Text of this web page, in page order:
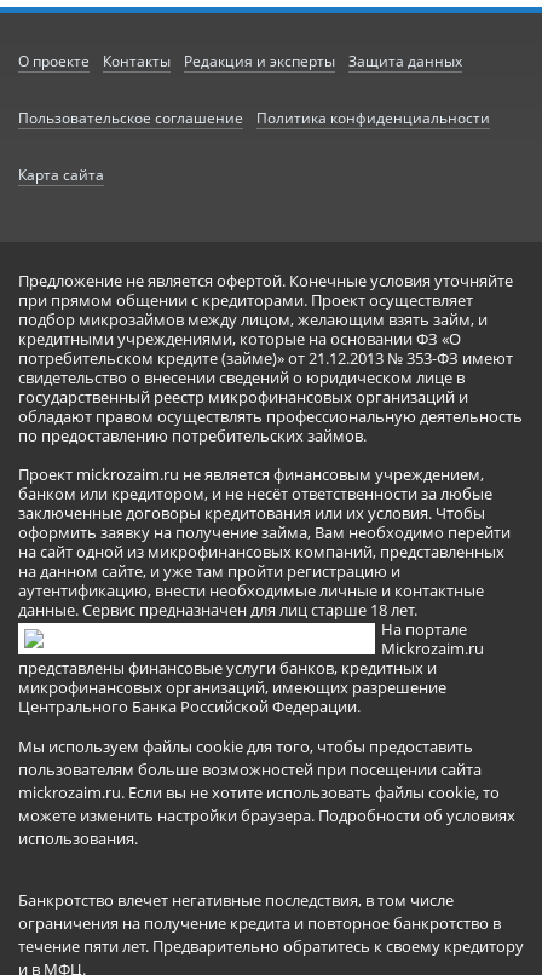
О проекте Контакты Редакция и эксперты Защита данных
Пользовательское соглашение Политика конфиденциальности
Карта сайта
Предложение не является офертой. Конечные условия уточняйте
при прямом общении с кредиторами. Проект осуществляет
подбор микрозаймов между лицом, желающим взять займ, и
кредитными учреждениями, которые на основании ФЗ «О
потребительском кредите (займе)» от 21.12.2013 № 353-ФЗ имеют
свидетельство о внесении сведений о юридическом лице в
государственный реестр микрофинансовых организаций и
обладают правом осуществлять профессиональную деятельность
по предоставлению потребительских займов.
Проект mickrozaim.ru не является финансовым учреждением,
банком или кредитором, и не несёт ответственности за любые
заключенные договоры кредитования или их условия. Чтобы
оформить заявку на получение займа, Вам необходимо перейти
на сайт одной из микрофинансовых компаний, представленных
на данном сайте, и уже там пройти регистрацию и
аутентификацию, внести необходимые личные и контактные
данные. Сервис предназначен для лиц старше 18 лет.
На портале
Mickrozaim.ru
представлены финансовые услуги банков, кредитных и
микрофинансовых организаций, имеющих разрешение
Центрального Банка Российской Федерации.
Мы используем файлы cookie для того, чтобы предоставить
пользователям больше возможностей при посещении сайта
mickrozaim.ru. Если вы не хотите использовать файлы cookie, то
можете изменить настройки браузера. Подробности об условиях
использования.
Банкротство влечет негативные последствия, в том числе
ограничения на получение кредита и повторное банкротство в
течение пяти лет. Предварительно обратитесь к своему кредитору
и в МФЦ.